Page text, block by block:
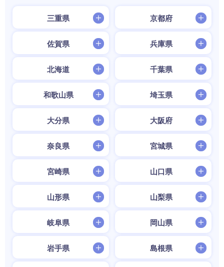
三重県 京都府
佐賀県 兵庫県
北海道 千葉県
和歌山県 埼玉県
大分県 大阪府
奈良県 宮城県
宮崎県 山口県
山形県 山梨県
岐阜県 岡山県
岩手県 島根県